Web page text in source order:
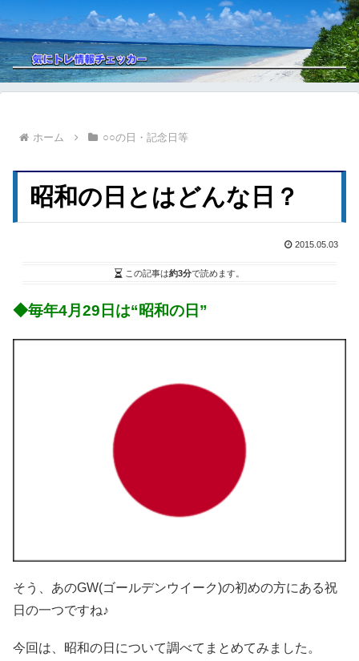
ホーム ○○の日・記念日等
昭和の日とはどんな日？
2015.05.03
この記事は約3分で読めます。
◆毎年4月29日は“昭和の日”
そう、あのGW(ゴールデンウイーク)の初めの方にある祝
日の一つですね♪
今回は、昭和の日について調べてまとめてみました。